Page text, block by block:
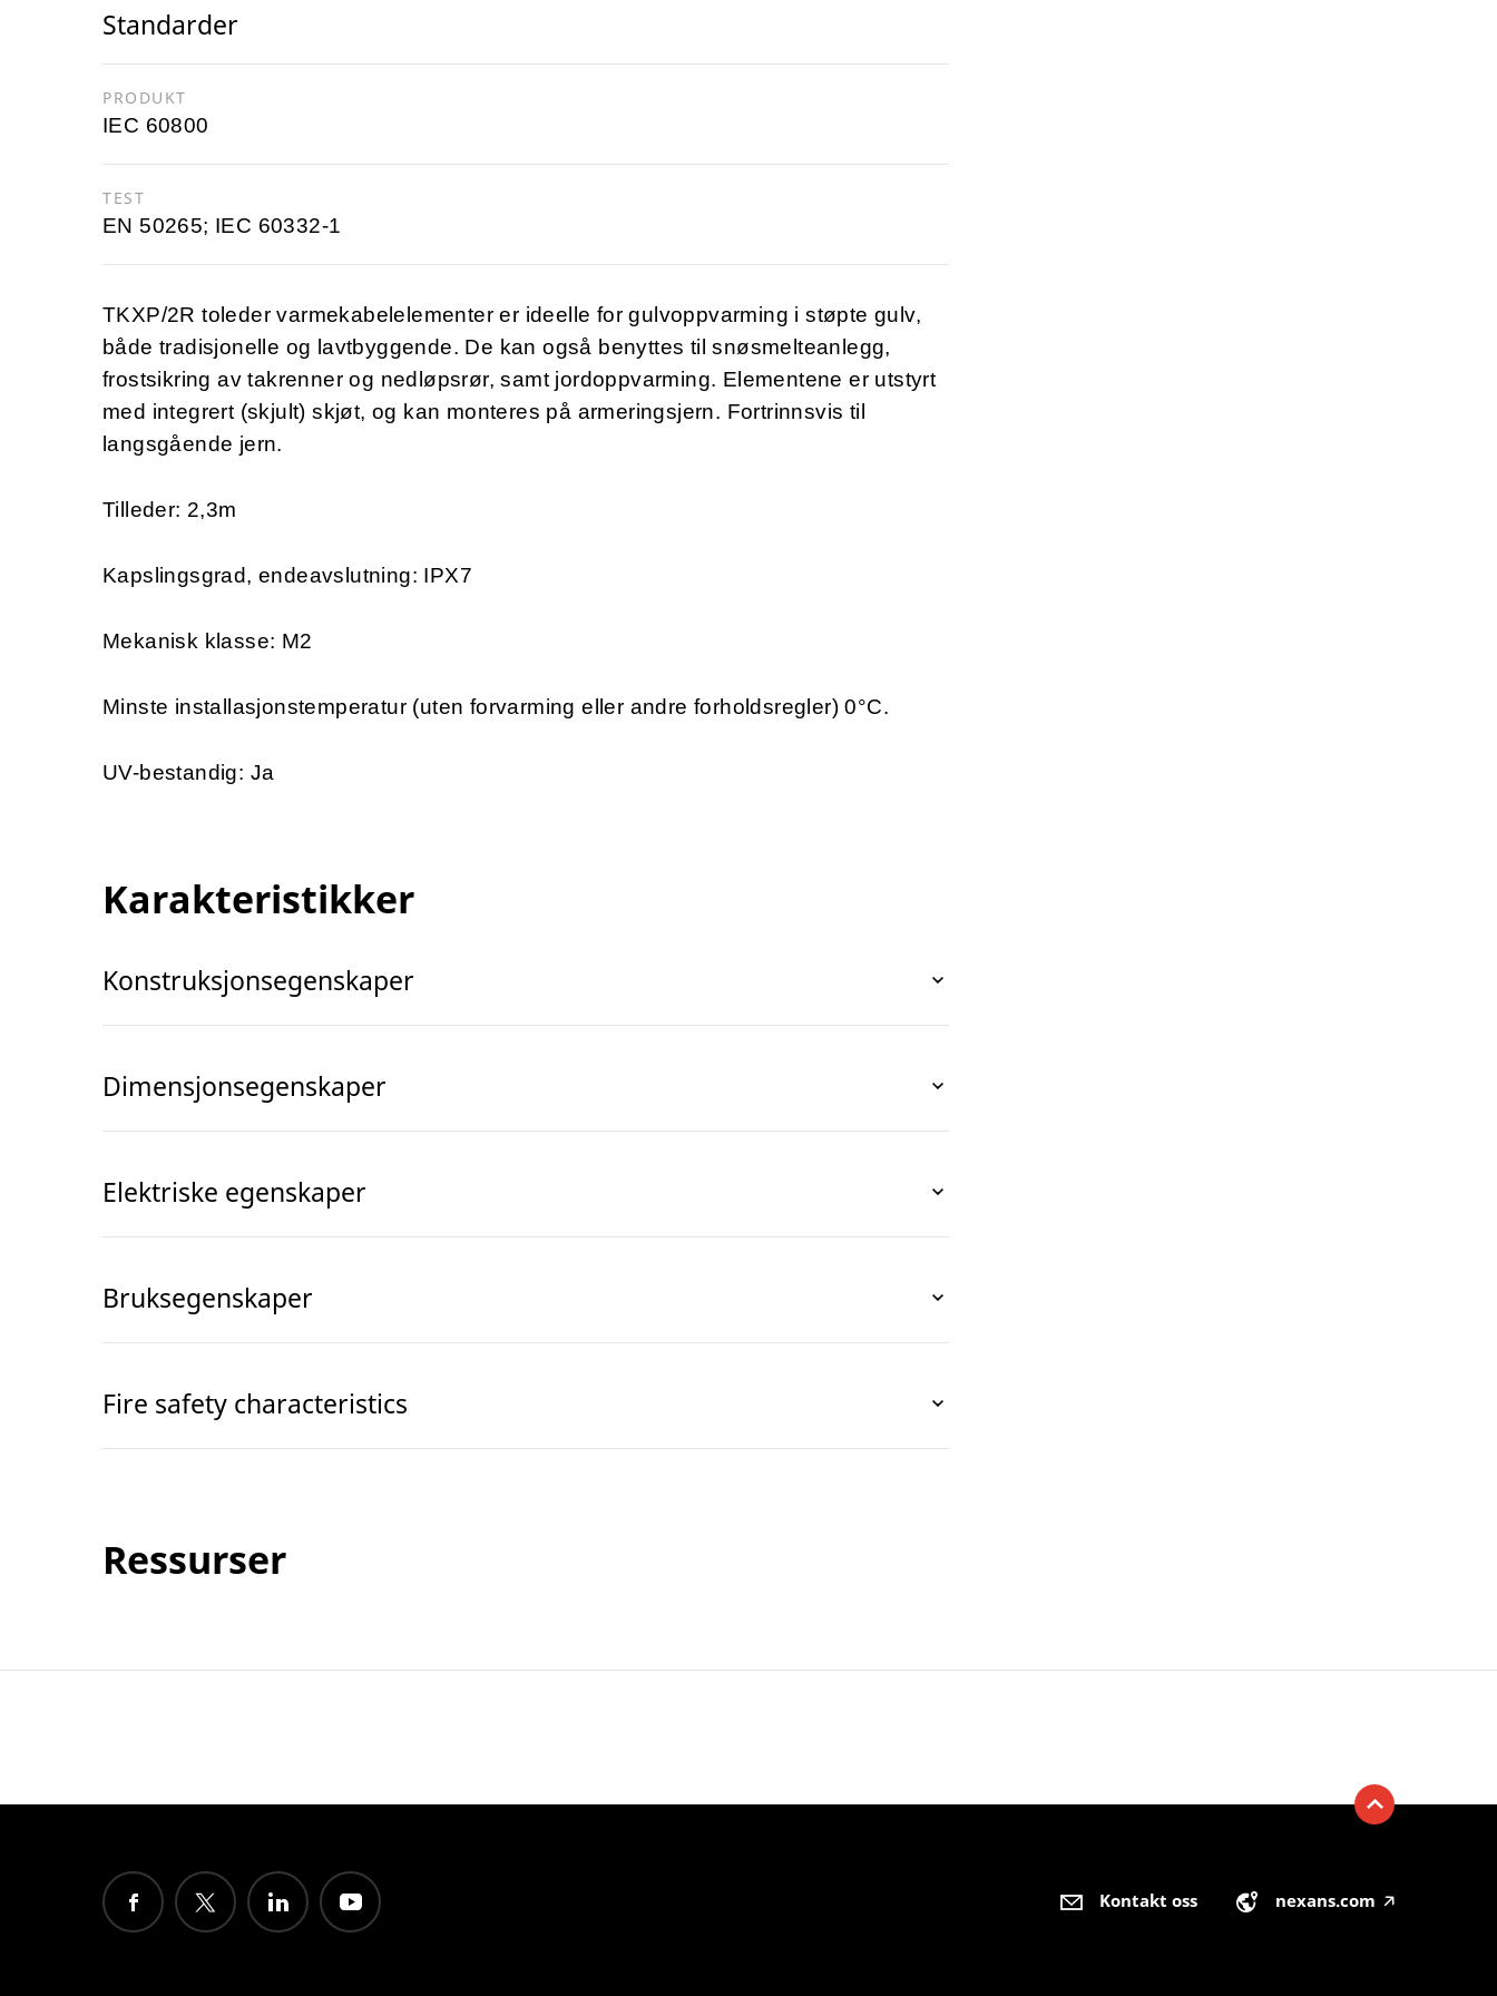
Standarder
PRODUKT
IEC 60800
TEST
EN 50265; IEC 60332-1
TKXP/2R toleder varmekabelelementer er ideelle for gulvoppvarming i støpte gulv,
både tradisjonelle og lavtbyggende. De kan også benyttes til snøsmelteanlegg,
frostsikring av takrenner og nedløpsrør, samt jordoppvarming. Elementene er utstyrt
med integrert (skjult) skjøt, og kan monteres på armeringsjern. Fortrinnsvis til
langsgående jern.
Tilleder: 2,3m
Kapslingsgrad, endeavslutning: IPX7
Mekanisk klasse: M2
Minste installasjonstemperatur (uten forvarming eller andre forholdsregler) 0°C.
UV-bestandig: Ja
Karakteristikker
Konstruksjonsegenskaper
Dimensjonsegenskaper
Elektriske egenskaper
Bruksegenskaper
Fire safety characteristics
Ressurser
Kontakt oss nexans.com 🡥